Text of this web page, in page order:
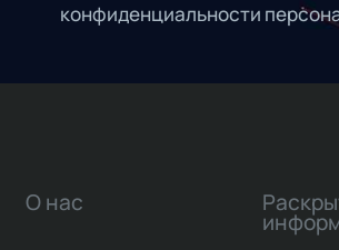
конфиденциальности
О нас